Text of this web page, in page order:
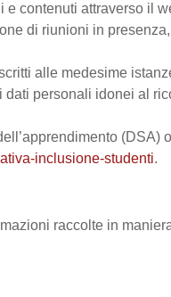
contenuti attraverso il
di riunioni in
alle medesime
dati personali idonei al
(DSA)
inclusione-studenti.
raccolte in